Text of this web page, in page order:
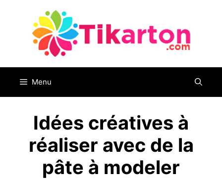
Menu
Idées créatives à
réaliser avec de la
pâte à modeler